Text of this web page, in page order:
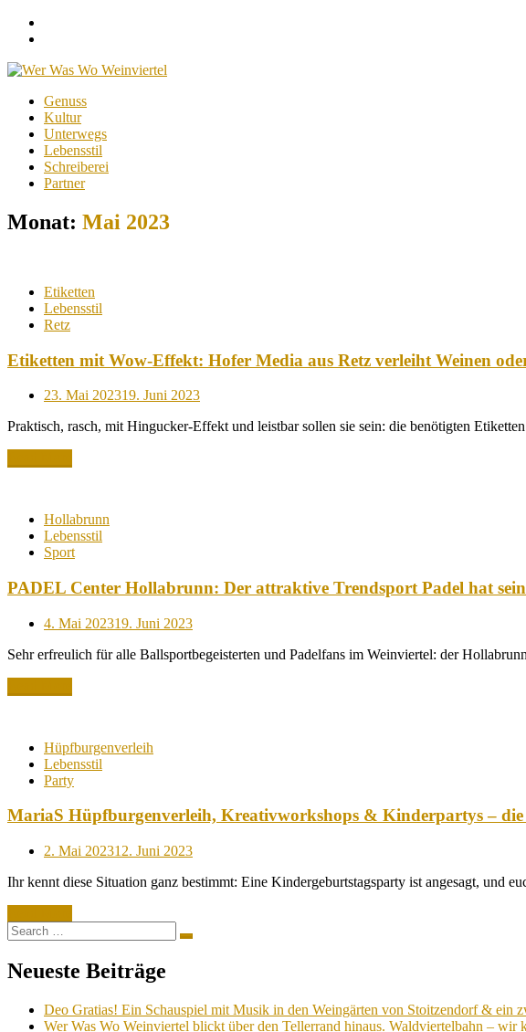
Skip
content
Genuss
Kultur
Unterwegs
Lebensstil
Schreiberei
Partner
Monat: Mai 2023
Etiketten
Lebensstil
Retz
Etiketten mit Wow-Effekt: Hofer Media aus Retz verleiht Weinen
Posted
23. Mai 202319. Juni 2023
Praktisch, rasch, mit Hingucker-Effekt und leistbar sollen sie sein: die benötigten
Hollabrunn
Lebensstil
Sport
PADEL Center Hollabrunn: Der attraktive Trendsport Padel hat
Posted
4. Mai 202319. Juni 2023
Sehr erfreulich für alle Ballsportbegeisterten und Padelfans im Weinviertel: der
Hüpfburgenverleih
Lebensstil
Party
MariaS Hüpfburgenverleih, Kreativworkshops & Kinderpartys – die
Posted
2. Mai 202312. Juni 2023
Ihr kennt diese Situation ganz bestimmt: Eine Kindergeburtstagsparty ist angesagt, und
Search
for:
Search
Neueste Beiträge
Deo Gratias! Ein Schauspiel mit Musik in den Weingärten von Stoitzendorf & ein
Wer Was Wo Weinviertel blickt über den Tellerrand hinaus. Waldviertelbahn – wir